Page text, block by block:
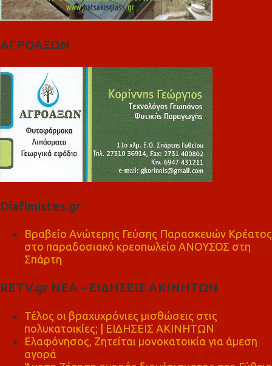
ΑΓΡΟΑΞΩΝ
Diafimistes.gr
Βραβείο Ανώτερης Γεύσης Παρασκευών Κρέατος
στο παραδοσιακό κρεοπωλείο ΑΝΟΥΣΟΣ στη
Σπάρτη
RETV.gr ΝΕΑ - ΕΙΔΗΣΕΙΣ ΑΚΙΝΗΤΩΝ
Τέλος οι βραχυχρόνιες μισθώσεις στις
πολυκατοικίες; | ΕΙΔΗΣΕΙΣ ΑΚΙΝΗΤΩΝ
Ελαφόνησος, Ζητείται μονοκατοικία για άμεση
αγορά